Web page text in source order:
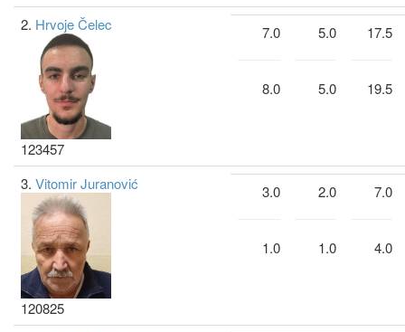
2. Hrvoje Čelec
123457
7.0
8.0
5.0
5.0
17.5
19.5
3. Vitomir Juranović
120825
3.0
1.0
2.0
1.0
7.0
4.0